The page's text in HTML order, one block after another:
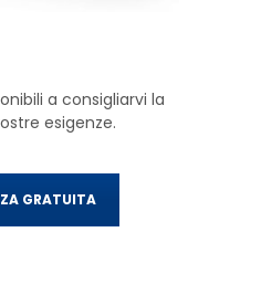
a consigliarvi la
esigenze.
GRATUITA